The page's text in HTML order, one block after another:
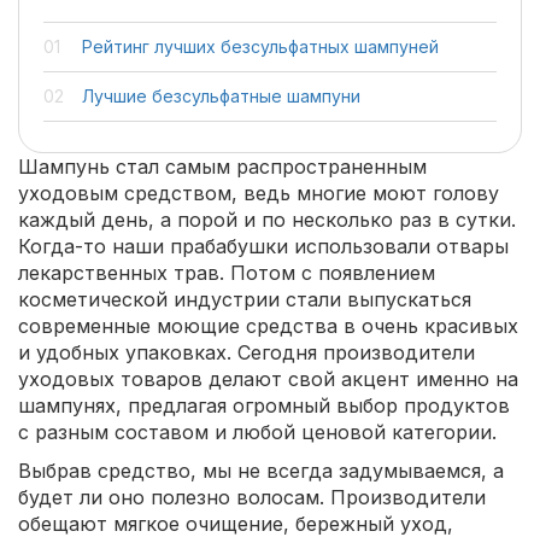
Рейтинг лучших безсульфатных шампуней
Лучшие безсульфатные шампуни
Шампунь стал самым распространенным
уходовым средством, ведь многие моют голову
каждый день, а порой и по несколько раз в сутки.
Когда-то наши прабабушки использовали отвары
лекарственных трав. Потом с появлением
косметической индустрии стали выпускаться
современные моющие средства в очень красивых
и удобных упаковках. Сегодня производители
уходовых товаров делают свой акцент именно на
шампунях, предлагая огромный выбор продуктов
с разным составом и любой ценовой категории.
Выбрав средство, мы не всегда задумываемся, а
будет ли оно полезно волосам. Производители
обещают мягкое очищение, бережный уход,